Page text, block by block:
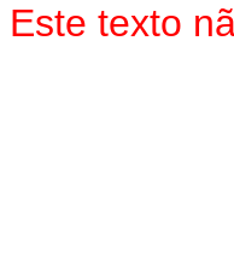
Este texto